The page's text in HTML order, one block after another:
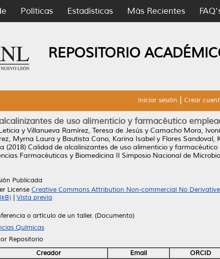
Políticas Estadísticas Más Recientes
REPOSITORIO
Iniciar sesión Crear
de uso alimenticio y farmacéutico
y Villanueva Ramírez, Teresa de Jesús y Camacho Mora,
Myrna Laura y Bautista Cano, Karina Isabel y Flores Sandoval,
(2018) Calidad de alcalinizantes de uso alimenticio y
Farmacéuticas y Biomedicina II Simposio Nacional de
Publicada
License Creative Commons Attribution Non-commercial No
Vista previa
o artículo de un taller. (Documento)
Químicas
Repositorio
Creador Email
ORCID